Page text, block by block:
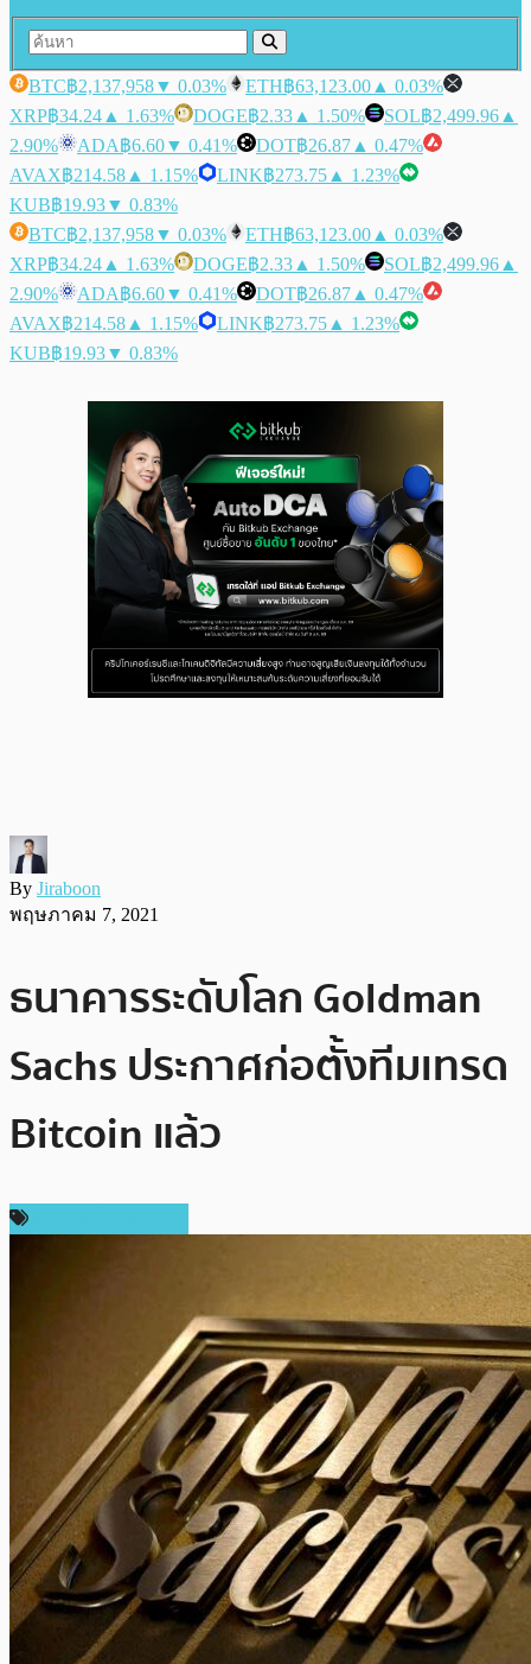
BTC฿2,137,958▼ 0.03% ETH฿63,123.00 ▲ 0.03%
XRP฿34.24 ▲ 1.63% DOGE฿2.33 ▲ 1.50% SOL฿2,499.96 ▲
2.90%
ADA฿6.60▼ 0.41% DOT฿26.87 ▲ 0.47%
AVAX฿214.58 ▲ 1.15% LINK฿273.75 ▲ 1.23%
KUB฿19.93▼ 0.83%
BTC฿2,137,958▼ 0.03% ETH฿63,123.00 ▲ 0.03%
XRP฿34.24 ▲ 1.63% DOGE฿2.33 ▲ 1.50% SOL฿2,499.96 ▲
2.90%
ADA฿6.60▼ 0.41% DOT฿26.87 ▲ 0.47%
AVAX฿214.58 ▲ 1.15% LINK฿273.75 ▲ 1.23%
KUB฿19.93▼ 0.83%
By Jiraboon
พฤษภาคม 7, 2021
ธนาคารระดับโลก Goldman
Sachs ประกาศก่อตั้งทีมเทรด
Bitcoin แล้ว